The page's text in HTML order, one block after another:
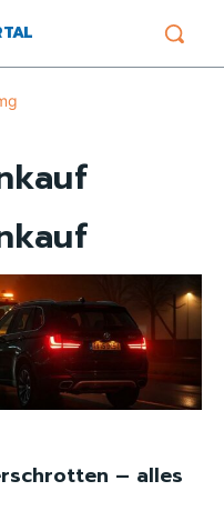
– alles